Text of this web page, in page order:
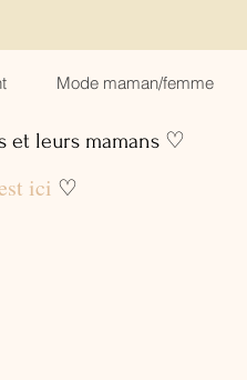
Mode maman/femme
et leurs mamans ♡
ici ♡